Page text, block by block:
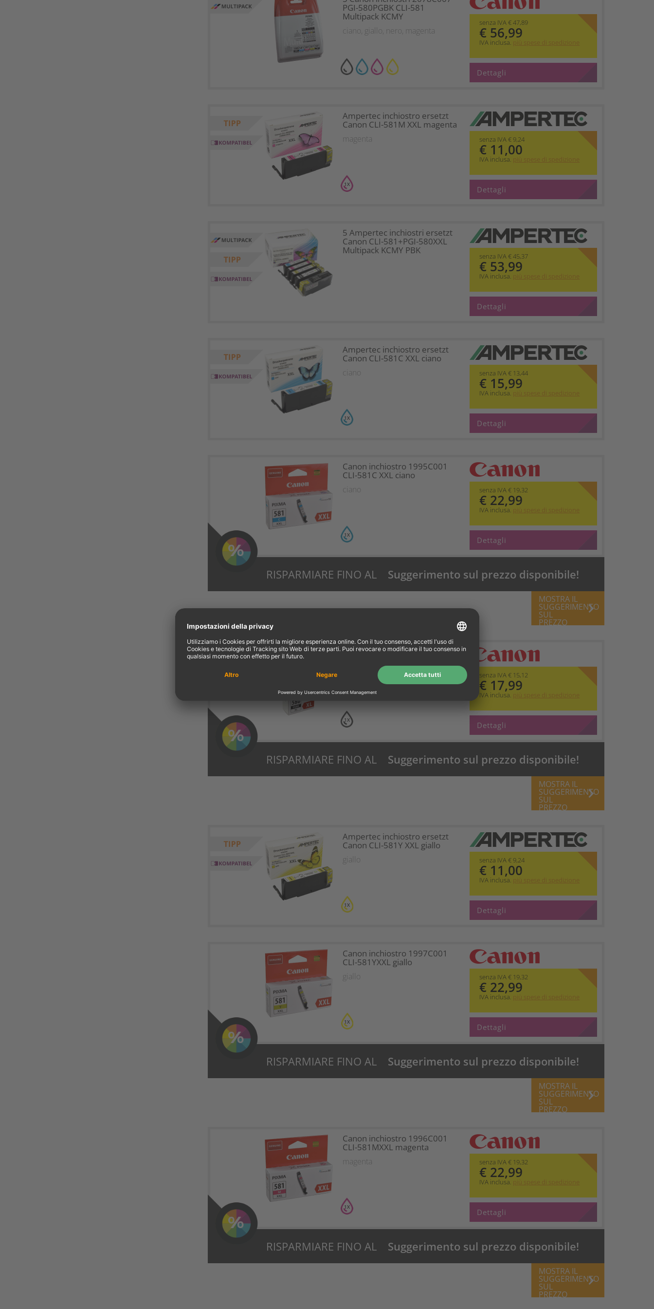
PGI-580PGBK CLI-581
Multipack KCMY
ciano , giallo , nero , magenta
senza IVA € 47,89
€ 56,99
IVA inclusa. più spese di spedizione
Dettagli
1X
Ampertec inchiostro ersetzt
Canon CLI-581M XXL magenta
magenta senza IVA € 9,24
€ 11,00
IVA inclusa. più spese di spedizione
Dettagli
5 Ampertec inchiostri ersetzt
Canon CLI-581+PGI-580XXL
Multipack KCMY PBK
senza IVA € 45,37
€ 53,99
IVA inclusa. più spese di spedizione
Dettagli
1X
Ampertec inchiostro ersetzt
Canon CLI-581C XXL ciano
ciano senza IVA € 13,44
€ 15,99
IVA inclusa. più spese di spedizione
Dettagli
1X
Canon inchiostro 1995C001
CLI-581C XXL ciano
ciano senza IVA € 19,32
€ 22,99
IVA inclusa. più spese di spedizione
Dettagli
RISPARMIARE FINO AL
31%?
Suggerimento sul prezzo disponibile!
MOSTRA IL
SUGGERIMENTO
SUL
PREZZO
keyboard_arrow_right
1X
Canon inchiostro 2024C001
senza IVA € 15,12
€ 17,99
IVA inclusa. più spese di spedizione
Dettagli
RISPARMIARE FINO AL Suggerimento sul prezzo disponibile!
MOSTRA IL
SUGGERIMENTO
SUL
PREZZO
keyboard_arrow_right
1X
Ampertec inchiostro ersetzt
Canon CLI-581Y XXL giallo
giallo senza IVA € 9,24
€ 11,00
IVA inclusa. più spese di spedizione
Dettagli
1X
Canon inchiostro 1997C001
CLI-581YXXL giallo
giallo senza IVA € 19,32
€ 22,99
IVA inclusa. più spese di spedizione
Dettagli
RISPARMIARE FINO AL Suggerimento sul prezzo disponibile!
MOSTRA IL
SUGGERIMENTO
SUL
PREZZO
keyboard_arrow_right
1X
Canon inchiostro 1996C001
CLI-581MXXL magenta
magenta senza IVA € 19,32
€ 22,99
IVA inclusa. più spese di spedizione
Dettagli
RISPARMIARE FINO AL Suggerimento sul prezzo disponibile!
MOSTRA IL
SUGGERIMENTO
SUL
PREZZO
keyboard_arrow_right